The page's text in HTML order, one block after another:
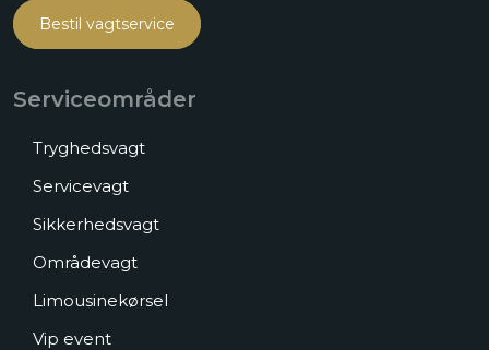
Bestil vagtservice
Serviceområder
Tryghedsvagt
Servicevagt
Sikkerhedsvagt
Områdevagt
Limousinekørsel
Vip event​